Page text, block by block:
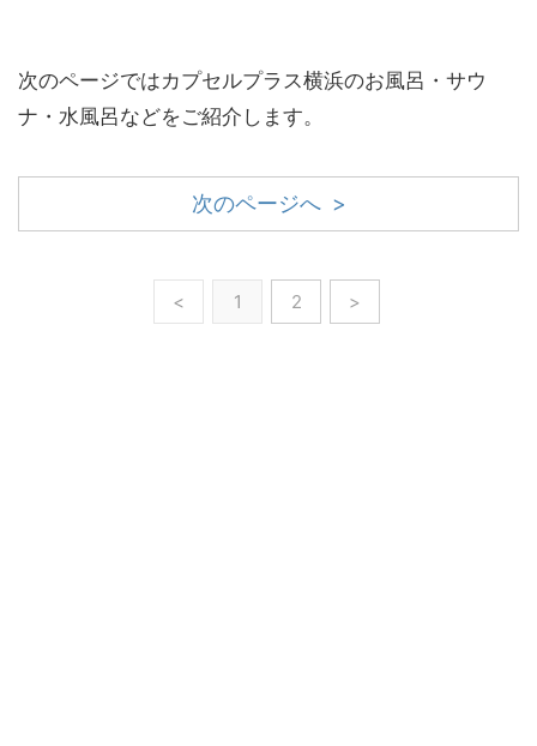
次のページではカプセルプラス横浜のお風呂・サウ
ナ・水風呂などをご紹介します。
次のページへ >
< 1 2 >